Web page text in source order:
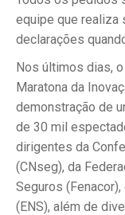
equipe que realiza
declarações
Nos últimos dias,
Maratona da
demonstração de
de 30 mil
dirigentes da
(CNseg), da
Seguros
(ENS), além de